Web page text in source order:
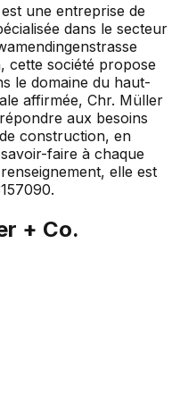
une entreprise de
dans le secteur
cette société propose
le domaine du haut-
affirmée, Chr. Müller
aux besoins
construction, en
faire à chaque
elle est
+ Co.